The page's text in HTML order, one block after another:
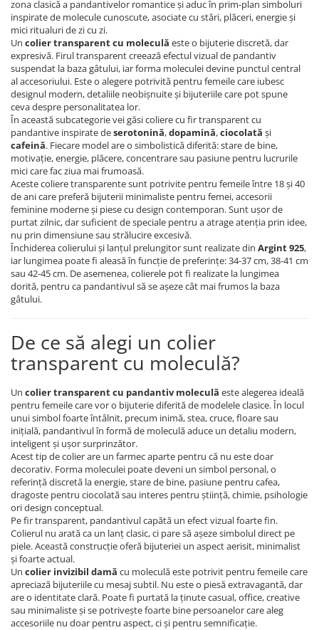
Lănțișoare cu Semilună
Lănțișoare cu Zodii
Lănțișoare cu Animale
Lănțișoare cu Molecule
Lănțișoare cu Pietre Naturale
Lănțișoare Argint Diverse
COLIERE CU PERLE
Coliere cu Perle Naturale
Coliere cu Perle Preciosa
COLIERE ȘNUR REGLABIL
Coliere cu Inimioare
Coliere cu Cruce
Coliere cu Stea
Coliere cu Soare
Coliere cu Semilună
Coliere cu Zodii
Coliere cu Molecule
Coliere Diverse
BRĂȚĂRI CU ȘNUR REGLABIL
Brățări din Aur cu șnur reglabil
Brățări din Argint cu șnur reglabil
BRĂȚĂRI CU PIETRE SEMIPREȚIOASE
Brățări din Aur cu pietre
semiprețioase
Brățări din Argint cu pietre
semiprețioase
Brățări elastice cu pietre
semiprețioase
BRĂȚĂRI DE PICIOR
Brățări de picior din Aur
Brățări de picior din Argint
zona clasică a pandantivelor romantice și aduc în prim-plan simboluri
inspirate de molecule cunoscute, asociate cu stări, plăceri, energie și
mici ritualuri de zi cu zi.
Un colier transparent cu moleculă este o bijuterie discretă, dar
expresivă. Firul transparent creează efectul vizual de pandantiv
suspendat la baza gâtului, iar forma moleculei devine punctul central
al accesoriului. Este o alegere potrivită pentru femeile care iubesc
designul modern, detaliile neobișnuite și bijuteriile care pot spune
ceva despre personalitatea lor.
În această subcategorie vei găsi coliere cu fir transparent cu
pandantive inspirate deserotonină,dopamină,ciocolată și
cafeină. Fiecare model are o simbolistică diferită: stare de bine,
motivație, energie, plăcere, concentrare sau pasiune pentru lucrurile
mici care fac ziua mai frumoasă.
Aceste coliere transparente sunt potrivite pentru femeile între 18 și 40
de ani care preferă bijuterii minimaliste pentru femei, accesorii
feminine moderne și piese cu design contemporan. Sunt ușor de
purtat zilnic, dar suficient de speciale pentru a atrage atenția prin idee,
nu prin dimensiune sau strălucire excesivă.
Închiderea colierului și lanțul prelungitor sunt realizate din Argint 925,
iar lungimea poate fi aleasă în funcție de preferințe: 34-37 cm, 38-41 cm
sau 42-45 cm. De asemenea, colierele pot fi realizate la lungimea
dorită, pentru ca pandantivul să se așeze cât mai frumos la baza
gâtului.
De ce să alegi un colier
transparent cu moleculă?
Un colier transparent cu pandantiv moleculă este alegerea ideală
pentru femeile care vor o bijuterie diferită de modelele clasice. În locul
unui simbol foarte întâlnit, precum inimă, stea, cruce, floare sau
inițială, pandantivul în formă de moleculă aduce un detaliu modern,
inteligent și ușor surprinzător.
Acest tip de colier are un farmec aparte pentru că nu este doar
decorativ. Forma moleculei poate deveni un simbol personal, o
referință discretă la energie, stare de bine, pasiune pentru cafea,
dragoste pentru ciocolată sau interes pentru știință, chimie, psihologie
ori design conceptual.
Pe fir transparent, pandantivul capătă un efect vizual foarte fin.
Colierul nu arată ca un lanț clasic, ci pare să așeze simbolul direct pe
piele. Această construcție oferă bijuteriei un aspect aerisit, minimalist
și foarte actual.
Un colier invizibil damă cu moleculă este potrivit pentru femeile care
apreciază bijuteriile cu mesaj subtil. Nu este o piesă extravagantă, dar
are o identitate clară. Poate fi purtată la ținute casual, office, creative
sau minimaliste și se potrivește foarte bine persoanelor care aleg
accesoriile nu doar pentru aspect, ci și pentru semnificație.